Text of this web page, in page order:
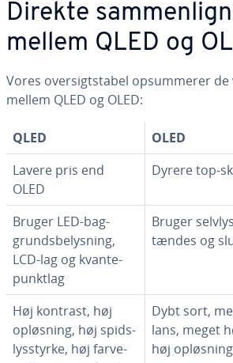
Direkte
mellem QLED og
Vores over­sigtsta­bel op­sum­me­rer
mellem QLED og OLED:
QLED
OLED
Lavere pris end
OLED
Dyrere top-
Bruger LED-bag­
grunds­be­lys­ning,
LCD-lag og kvan­te­
punkt­lag
Bruger
tændes og
Høj kontrast, høj
opløsning, høj spids­
lys­styr­ke, høj far­ve­
Dybt sort,
lans, meget
høj